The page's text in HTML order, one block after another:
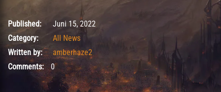
Juni 15, 2022
Published:
Juni 15, 2022
Category:
All News
Written by:
amberhaze2
Comments:0